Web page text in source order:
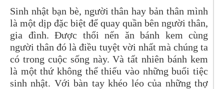
Sinh nhật bạn bè, người thân hay bản thân mình
là một dịp đặc biệt để quay quần bên người thân,
gia đình. Được thổi nến ăn bánh kem cùng
người thân đó là điều tuyệt vời nhất mà chúng ta
có trong cuộc sống này. Và tất nhiên bánh kem
là một thứ không thể thiếu vào những buổi tiệc
sinh nhật. Với bàn tay khéo léo của những thợ